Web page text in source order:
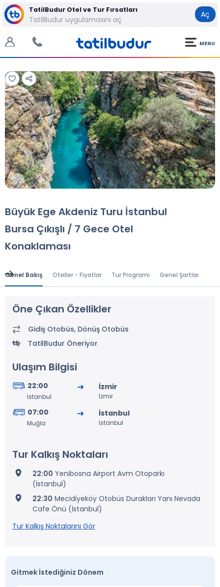
TatilBudur Otel ve Tur Fırsatları
TatilBudur uygulamasını aç
Aç
MENU
Tüm Fotoğraflar
Büyük Ege Akdeniz Turu İstanbul
Bursa Çıkışlı / 7 Gece Otel
Konaklaması
Genel Bakış Oteller - Fiyatlar Tur Programı Genel Şartlar
Öne Çıkan Özellikler
Gidiş Otobüs, Dönüş Otobüs
TatilBudur Öneriyor
Ulaşım Bilgisi
22:00
İstanbul
İzmir
İzmir
07:00
Muğla
İstanbul
İstanbul
Tur Kalkış Noktaları
22:00 Yenibosna Airport Avm Otoparkı
(İstanbul)
22:30 Mecidiyeköy Otobüs Durakları Yanı Nevada
Cafe Önü (İstanbul)
Tur Kalkış Noktalarını Gör
Gitmek İstediğiniz Dönem